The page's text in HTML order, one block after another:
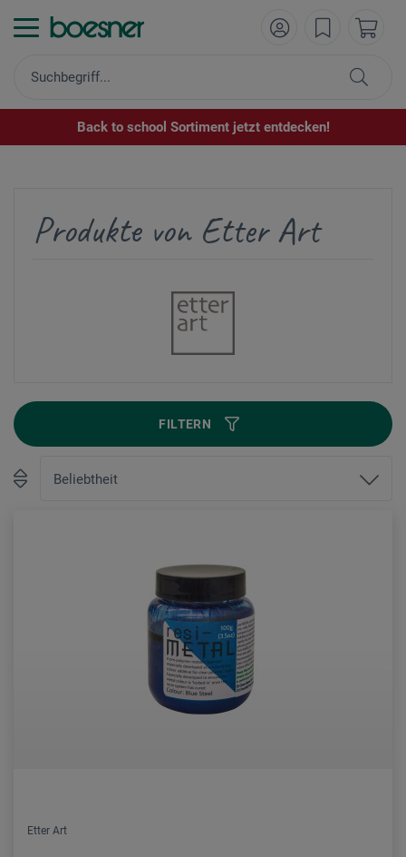
Back to school Sortiment jetzt entdecken!
Produkte von Etter Art
FILTERN
Etter Art